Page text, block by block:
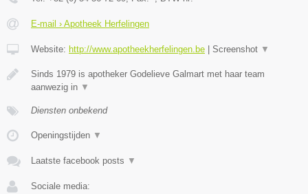
E-mail › Apotheek Herfelingen
Website: http://www.apotheekherfelingen.be Screenshot ▼
Sinds 1979 is apotheker Godelieve Galmart met haar team
aanwezig in ▼
Diensten onbekend
Openingstijden ▼
Laatste facebook posts ▼
Sociale media: